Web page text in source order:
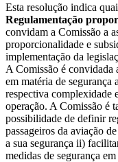
Esta resolução indica
Regulamentação
convidam a Comissão a
proporcionalidade e
implementação da
A Comissão é convidada
em matéria de segurança
respectiva complexidade
operação. A Comissão é
possibilidade de definir
passageiros da aviação
a sua segurança ii)
medidas de segurança